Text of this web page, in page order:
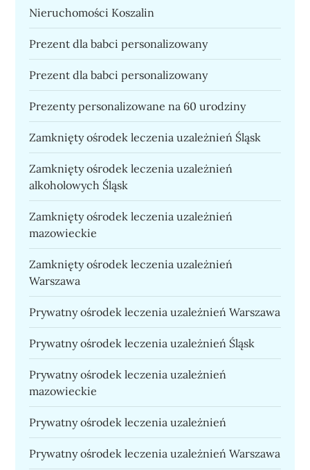
Nieruchomości Koszalin
Prezent dla babci personalizowany
Prezent dla babci personalizowany
Prezenty personalizowane na 60 urodziny
Zamknięty ośrodek leczenia uzależnień Śląsk
Zamknięty ośrodek leczenia uzależnień
alkoholowych Śląsk
Zamknięty ośrodek leczenia uzależnień
mazowieckie
Zamknięty ośrodek leczenia uzależnień
Warszawa
Prywatny ośrodek leczenia uzależnień Warszawa
Prywatny ośrodek leczenia uzależnień Śląsk
Prywatny ośrodek leczenia uzależnień
mazowieckie
Prywatny ośrodek leczenia uzależnień
Prywatny ośrodek leczenia uzależnień Warszawa